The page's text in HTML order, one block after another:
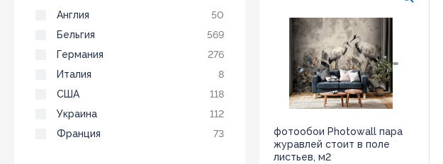
Англия
50
Бельгия
569
Германия
276
Италия
8
США
118
Украина
112
Франция
73
фотообои Photowall пара
журавлей стоит в поле
листьев, м2